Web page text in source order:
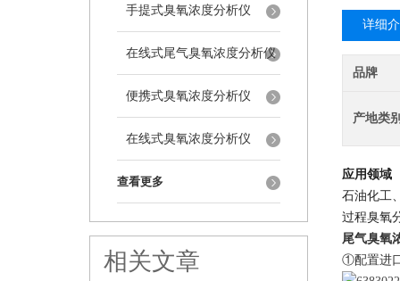
手提式臭氧浓度分析仪
在线式尾气臭氧浓度分析仪
便携式臭氧浓度分析仪
在线式臭氧浓度分析仪
查看更多
相关文章
详细
品牌
产地类
应用领域
石油化工
过程臭氧
尾气臭氧
①配置进